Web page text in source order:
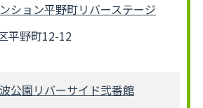
ション平野町リバーステージ
平野町12-12
公園リバーサイド弐番館